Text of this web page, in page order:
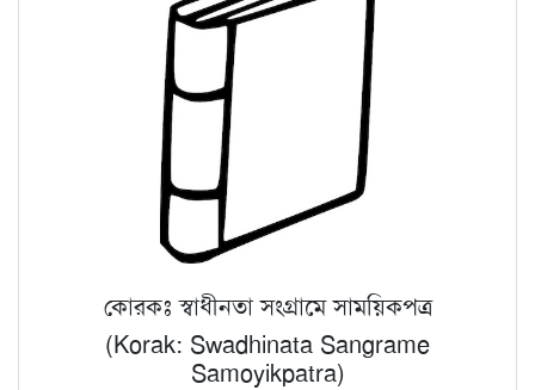
কোরকঃ স্বাধীনতা সংগ্রামে সাময়িকপত্র
(Korak: Swadhinata Sangrame
Samoyikpatra)